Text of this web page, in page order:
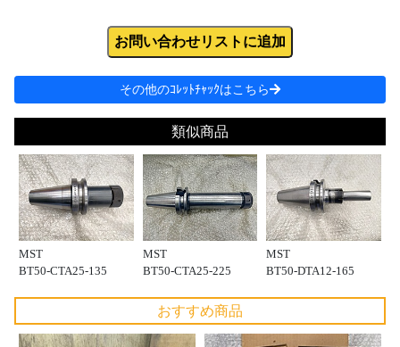
お問い合わせリストに追加
その他のｺﾚｯﾄﾁｬｯｸはこちら
類似商品
MST
BT50-CTA25-135
MST
BT50-CTA25-225
MST
BT50-DTA12-165
おすすめ商品